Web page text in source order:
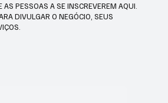
AS PESSOAS A SE INSCREVEREM AQUI.
DIVULGAR O NEGÓCIO, SEUS